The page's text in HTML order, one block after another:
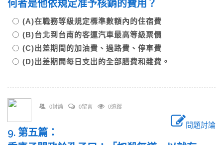
何者是他依規定准予核銷的費用？
(A)在職務等級規定標準數額內的住宿費
(B)台北到台南的客運汽車最高等級票價
(C)出差期間的加油費、過路費、停車費
(D)出差期間每日支出的全部膳費和雜費。
0討論 0留言 0追蹤
問題討論
9. 第五篇：